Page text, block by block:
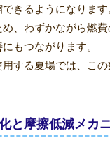
きるようになります
、わずかながら燃
もつながります。
する夏場では、こ
と摩擦低減メカ